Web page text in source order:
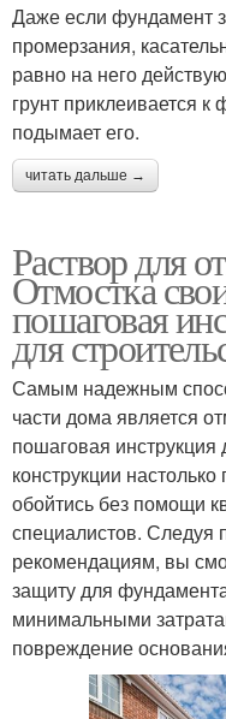
Даже если фундамент
промерзания,
равно на него
грунт приклеивается
подымает его.
читать дальше →
Раствор для
Отмостка
пошаговая
для
Самым надежным
части дома является
пошаговая инструкция
конструкции
обойтись без помощи
специалистов.
рекомендациям, вы
защиту для
минимальными
повреждение